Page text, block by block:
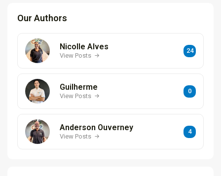
Our Authors
Nicolle Alves
View Posts
24
Guilherme
View Posts
0
Anderson Ouverney
View Posts
4